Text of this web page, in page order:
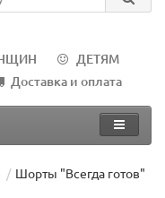
ДЕТЯМ
Доставка и оплата
Шорты "Всегда готов"